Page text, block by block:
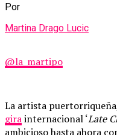
Por
Martina Drago Lucic
@la_martipo
La artista
girainternacional ‘Late
ambicioso hasta ahora